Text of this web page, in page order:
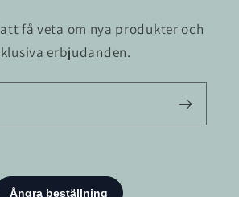
få veta om nya produkter och
erbjudanden.